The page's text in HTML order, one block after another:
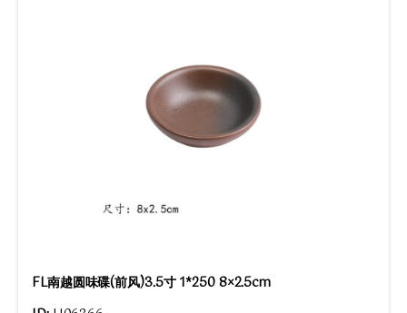
FL南越圆味碟(前风)3.5寸 1*250 8×2.5cm